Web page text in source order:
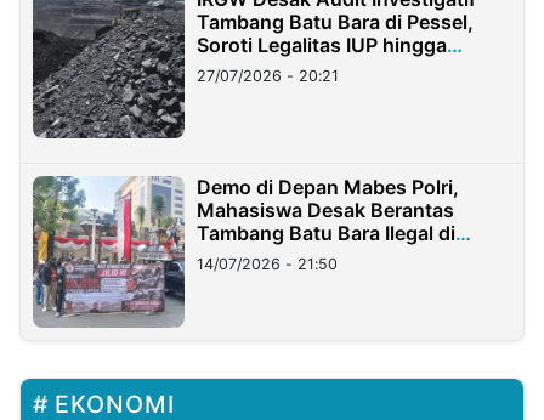
Tambang Batu Bara di Pessel,
Soroti Legalitas IUP hingga
Stockpile
27/07/2026 - 20:21
Demo di Depan Mabes Polri,
Mahasiswa Desak Berantas
Tambang Batu Bara Ilegal di
Lampung
14/07/2026 - 21:50
EKONOMI